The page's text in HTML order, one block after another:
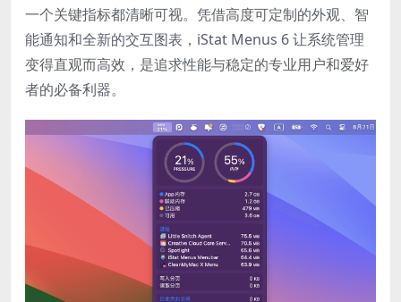
一个关键指标都清晰可视。凭借高度可定制的外观、智
能通知和全新的交互图表，iStat Menus 6 让系统管理
变得直观而高效，是追求性能与稳定的专业用户和爱好
者的必备利器。